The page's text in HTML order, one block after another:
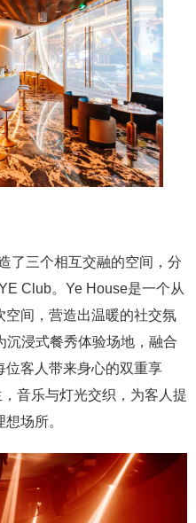
了三个相互交融的空间，分
Club。Ye House是一个从
间，营造出温暖的社交氛
沉浸式餐秀体验场地，融合
位客人带来身心的双重享
音乐与灯光交织，为客人提
场所。